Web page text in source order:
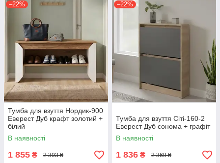
–22%
Тумба для взуття Нордик-900
Еверест Дуб крафт золотий +
білий
В наявності
1 855 ₴ 2 393 ₴
–22%
Тумба для взуття Сіті-160-2
Еверест Дуб сонома + графіт
В наявності
1 836 ₴ 2 369 ₴